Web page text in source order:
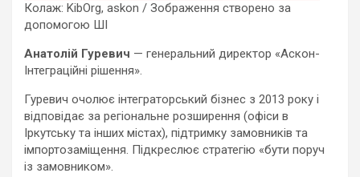
Колаж: KibOrg, askon / Зображення створено за
допомогою ШІ
Анатолій Гуревич — генеральний директор «Аскон-
Інтеграційні рішення».
Гуревич очолює інтеграторський бізнес з 2013 року і
відповідає за регіональне розширення (офіси в
Іркутську та інших містах), підтримку замовників та
імпортозаміщення. Підкреслює стратегію «бути поруч
із замовником».